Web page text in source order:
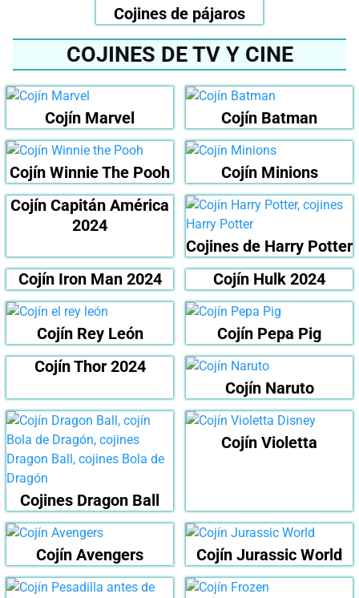
Cojines de pájaros
COJINES DE TV Y CINE
Cojín Marvel Cojín Batman
Cojín Winnie The Pooh
Cojín Minions
Cojín Capitán América
2024
Cojines de Harry Potter
Cojín Iron Man 2024
Cojín Hulk 2024
Cojín Rey León
Cojín Pepa Pig
Cojín Thor 2024
Cojín Naruto
Cojines Dragon Ball
Cojín Violetta
Cojín Avengers Cojín Jurassic World